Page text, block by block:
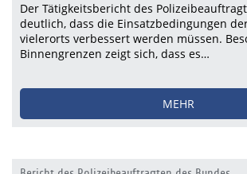
Der Tätigkeitsbericht des
deutlich, dass die Einsatzbedingungen
vielerorts verbessert werden müssen.
Binnengrenzen zeigt sich, dass es…
MEHR